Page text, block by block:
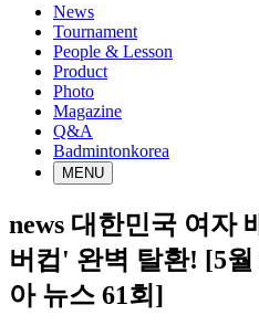
News
Tournament
People & Lesson
Product
Photo
Magazine
Q&A
Badmintonkorea
MENU
news 대한민국 여자
버컵' 완벽 탈환! [5월
아 뉴스 61회]